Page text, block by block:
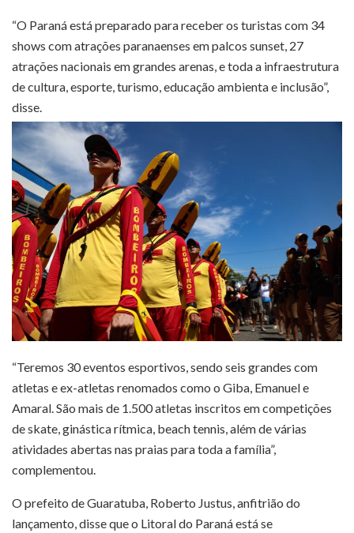
“O Paraná está preparado para receber os turistas com 34
shows com atrações paranaenses em palcos sunset, 27
atrações nacionais em grandes arenas, e toda a infraestrutura
de cultura, esporte, turismo, educação ambienta e inclusão”,
disse.
“Teremos 30 eventos esportivos, sendo seis grandes com
atletas e ex-atletas renomados como o Giba, Emanuel e
Amaral. São mais de 1.500 atletas inscritos em competições
de skate, ginástica rítmica, beach tennis, além de várias
atividades abertas nas praias para toda a família”,
complementou.
O prefeito de Guaratuba, Roberto Justus, anfitrião do
lançamento, disse que o Litoral do Paraná está se